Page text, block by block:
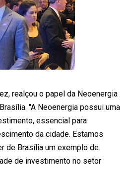
realçou o papel da Neoenergia
"A Neoenergia possui uma
essencial para
da cidade. Estamos
de Brasília um exemplo de
de investimento no setor